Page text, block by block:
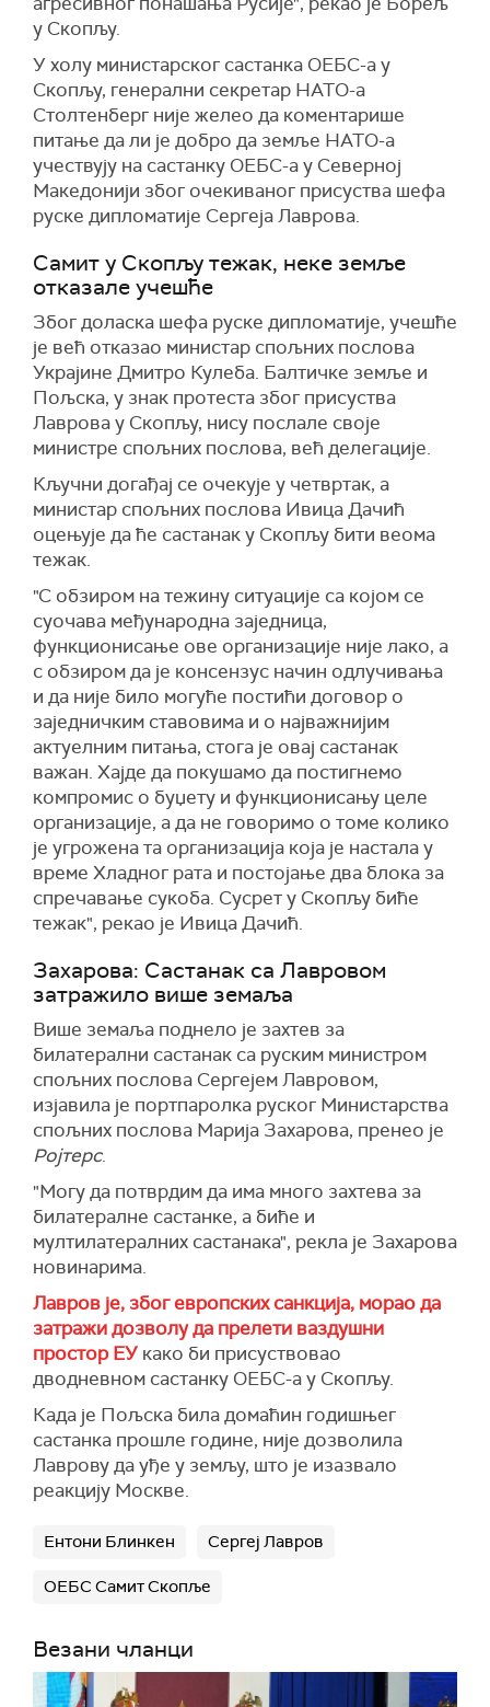
у Скопљу.
У холу министарског састанка ОЕБС-а у
Скопљу, генерални секретар НАТО-а
Столтенберг није желео да коментарише
питање да ли је добро да земље НАТО-а
учествују на састанку ОЕБС-а у Северној
Македонији због очекиваног присуства шефа
руске дипломатије Сергеја Лаврова.
Самит у Скопљу тежак, неке земље
отказале учешће
Због доласка шефа руске дипломатије, учешће
је већ отказао министар спољних послова
Украјине Дмитро Кулеба. Балтичке земље и
Пољска, у знак протеста због присуства
Лаврова у Скопљу, нису послале своје
министре спољних послова, већ делегације.
Кључни догађај се очекује у четвртак, а
министар спољних послова Ивица Дачић
оцењује да ће састанак у Скопљу бити веома
тежак.
"С обзиром на тежину ситуације са којом се
суочава међународна заједница,
функционисање ове организације није лако, а
с обзиром да је консензус начин одлучивања
и да није било могуће постићи договор о
заједничким ставовима и о најважнијим
актуелним питања, стога је овај састанак
важан. Хајде да покушамо да постигнемо
компромис о буџету и функционисању целе
организације, а да не говоримо о томе колико
је угрожена та организација која је настала у
време Хладног рата и постојање два блока за
спречавање сукоба. Сусрет у Скопљу биће
тежак", рекао је Ивица Дачић.
Захарова: Састанак са Лавровом
затражило више земаља
Више земаља поднело је захтев за
билатерални састанак са руским министром
спољних послова Сергејем Лавровом,
изјавила је портпаролка руског Министарства
спољних послова Марија Захарова, пренео је
Ројтерс.
"Могу да потврдим да има много захтева за
билатералне састанке, а биће и
мултилатералних састанака", рекла је Захарова
новинарима.
Лавров је, због европских санкција, морао да
затражи дозволу да прелети ваздушни
простор ЕУ како би присуствовао
дводневном састанку ОЕБС-а у Скопљу.
Када је Пољска била домаћин годишњег
састанка прошле године, није дозволила
Лаврову да уђе у земљу, што је изазвало
реакцију Москве.
Ентони Блинкен Сергеј Лавров
ОЕБС Самит Скопље
Везани чланци